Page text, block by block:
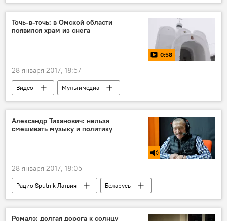
алкоголизм
эксперт
Точь-в-точь: в Омской области
появился храм из снега
0:58
28 января 2017, 18:57
Видео
Мультимедиа
Омская область
снег
Александр Тиханович: нельзя
смешивать музыку и политику
28 января 2017, 18:05
Радио Sputnik Латвия
Беларусь
Александр Тиханович
Ромалэ: долгая дорога к солнцу